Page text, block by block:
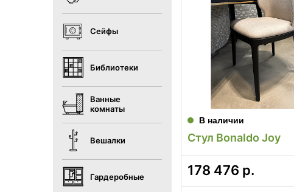
Сейфы
Библиотеки
Ванные
комнаты
Вешалки
Гардеробные
В наличии
Стул Bonaldo Joy
178 476 р.